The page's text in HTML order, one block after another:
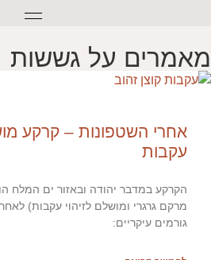
מאמרים על גששות
אחרי השטפונות – קרקע
עקבות
הקרקע במדבר יהודה ובאזור ים המלח
מרקם גרגרי ומושלם לזיהוי עקבות)
גורמים עיקריים: